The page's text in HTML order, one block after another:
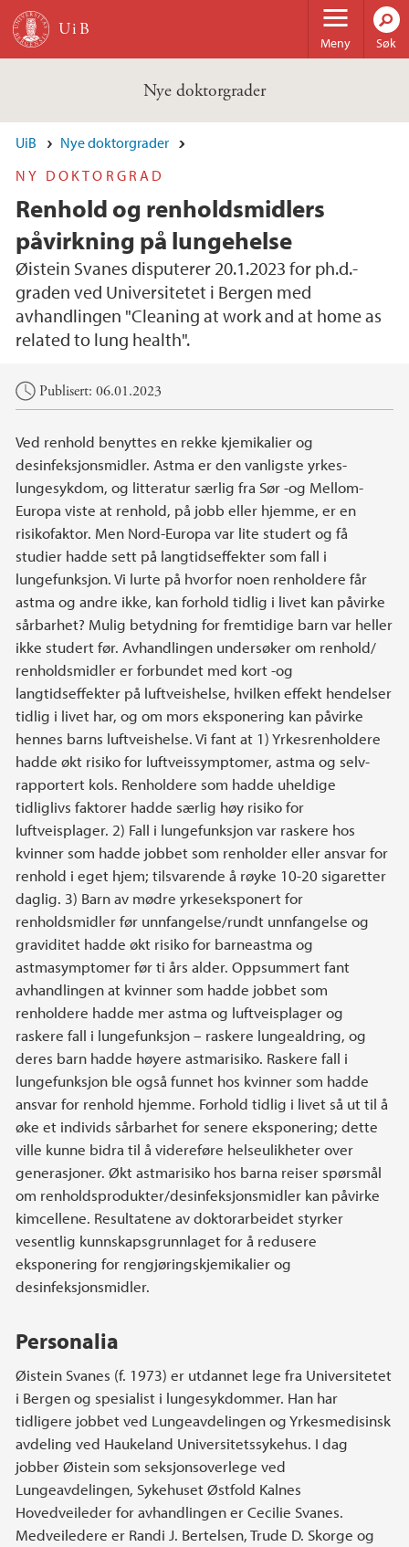
Hopp til hovedinnhold
Meny Søk
Nye doktorgrader
UiB
Nye doktorgrader
NY DOKTORGRAD
Renhold og renholdsmidlers
påvirkning på lungehelse
Øistein Svanes disputerer 20.1.2023 for ph.d.-
graden ved Universitetet i Bergen med
avhandlingen "Cleaning at work and at home as
related to lung health".
Hovedinnhold
Publisert: 06.01.2023
Ved renhold benyttes en rekke kjemikalier og
desinfeksjonsmidler. Astma er den vanligste yrkes-
lungesykdom, og litteratur særlig fra Sør -og Mellom-
Europa viste at renhold, på jobb eller hjemme, er en
risikofaktor. Men Nord-Europa var lite studert og få
studier hadde sett på langtidseffekter som fall i
lungefunksjon. Vi lurte på hvorfor noen renholdere får
astma og andre ikke, kan forhold tidlig i livet kan påvirke
sårbarhet? Mulig betydning for fremtidige barn var heller
ikke studert før. Avhandlingen undersøker om renhold/
renholdsmidler er forbundet med kort -og
langtidseffekter på luftveishelse, hvilken effekt hendelser
tidlig i livet har, og om mors eksponering kan påvirke
hennes barns luftveishelse. Vi fant at 1) Yrkesrenholdere
hadde økt risiko for luftveissymptomer, astma og selv-
rapportert kols. Renholdere som hadde uheldige
tidliglivs faktorer hadde særlig høy risiko for
luftveisplager. 2) Fall i lungefunksjon var raskere hos
kvinner som hadde jobbet som renholder eller ansvar for
renhold i eget hjem; tilsvarende å røyke 10-20 sigaretter
daglig. 3) Barn av mødre yrkeseksponert for
renholdsmidler før unnfangelse/rundt unnfangelse og
graviditet hadde økt risiko for barneastma og
astmasymptomer før ti års alder. Oppsummert fant
avhandlingen at kvinner som hadde jobbet som
renholdere hadde mer astma og luftveisplager og
raskere fall i lungefunksjon – raskere lungealdring, og
deres barn hadde høyere astmarisiko. Raskere fall i
lungefunksjon ble også funnet hos kvinner som hadde
ansvar for renhold hjemme. Forhold tidlig i livet så ut til å
øke et individs sårbarhet for senere eksponering; dette
ville kunne bidra til å videreføre helseulikheter over
generasjoner. Økt astmarisiko hos barna reiser spørsmål
om renholdsprodukter/desinfeksjonsmidler kan påvirke
kimcellene. Resultatene av doktorarbeidet styrker
vesentlig kunnskapsgrunnlaget for å redusere
eksponering for rengjøringskjemikalier og
desinfeksjonsmidler.
Personalia
Øistein Svanes (f. 1973) er utdannet lege fra Universitetet
i Bergen og spesialist i lungesykdommer. Han har
tidligere jobbet ved Lungeavdelingen og Yrkesmedisinsk
avdeling ved Haukeland Universitetssykehus. I dag
jobber Øistein som seksjonsoverlege ved
Lungeavdelingen, Sykehuset Østfold Kalnes
Hovedveileder for avhandlingen er Cecilie Svanes.
Medveiledere er Randi J. Bertelsen, Trude D. Skorge og